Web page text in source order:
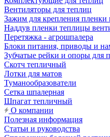
Вентиляторы для теплиц
Зажим для крепления пленки
Наддув пленки теплицы
Перетяжка - агрошпалера
Блоки питания, приводы и
Зубчатые рейки и опоры для
Скотч тепличный
Лотки для матов
Туманообразователи
Сетка шпалерная
Шпагат тепличный
О компании
Полезная информация
Статьи и руководства